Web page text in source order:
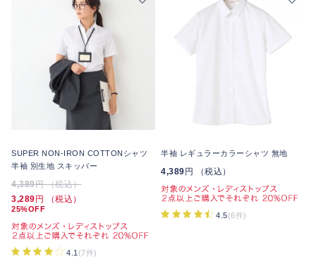
SUPER NON-IRON COTTONシャツ
半袖 別生地 スキッパー
4,389円 （税込）
3,289 円 （税込）
25%OFF
4.1 (7件)
半袖 レギュラーカラーシャツ 無地
4,389 円 （税込）
4.5(6件)